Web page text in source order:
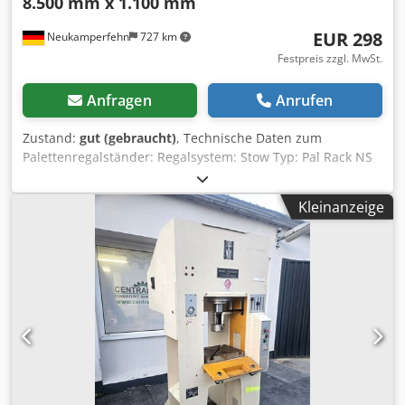
Neukamperfehn 727 km EUR 298
Festpreis zzgl. MwSt.
Anfragen Anrufen
Zustand: gut (gebraucht), Technische Daten zum
Palettenregalständer: Regalsystem: Stow Typ: Pal Rack NS
Im Lieferumfang ist enthalten: 01x Palettenregalständer,
gebraucht Materialfarbe: grau Rahmenprofil: PLFB 16
Profilabm.: P 100 x 65 x 2,5 mm Inkl. Quer- u.
Diagonalstreben, Fußplatten Die Ständer sind vormontiert
( geschraubtes Fachwerk ) Höhe: 8.500 mm Tiefe: 1.100 mm
Ihre Ansprechpartner in unserem Hause: Herr: Andre
Evering Herr: Mario Klöver Herr: Falk Deutsch Chjdpfxsw
Eanrj Abiea Allgemeine Informationen zum Artikel: Dieser
Artikel wird nur zur Abholung angeboten. Ein darüber
hinaus gewünschter Transport bzw. eine Versendung
dieses Artikels ist mit zusätzlichen Kosten verbunden,
welche gesondert je nach Lieferort bzw. Lieferumfang bei
Kleinanzeige